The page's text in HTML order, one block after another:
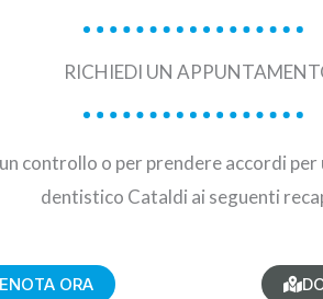
RICHIEDI UN
controllo o per prendere accordi per
dentistico Cataldi ai seguenti
ORA